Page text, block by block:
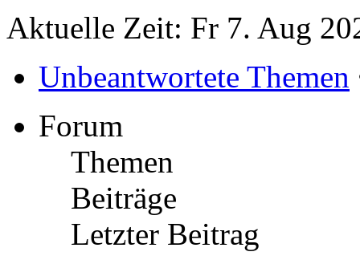
Aktuelle Zeit: Fr 7. Aug
Unbeantwortete Themen
Forum
Themen
Beiträge
Letzter Beitrag